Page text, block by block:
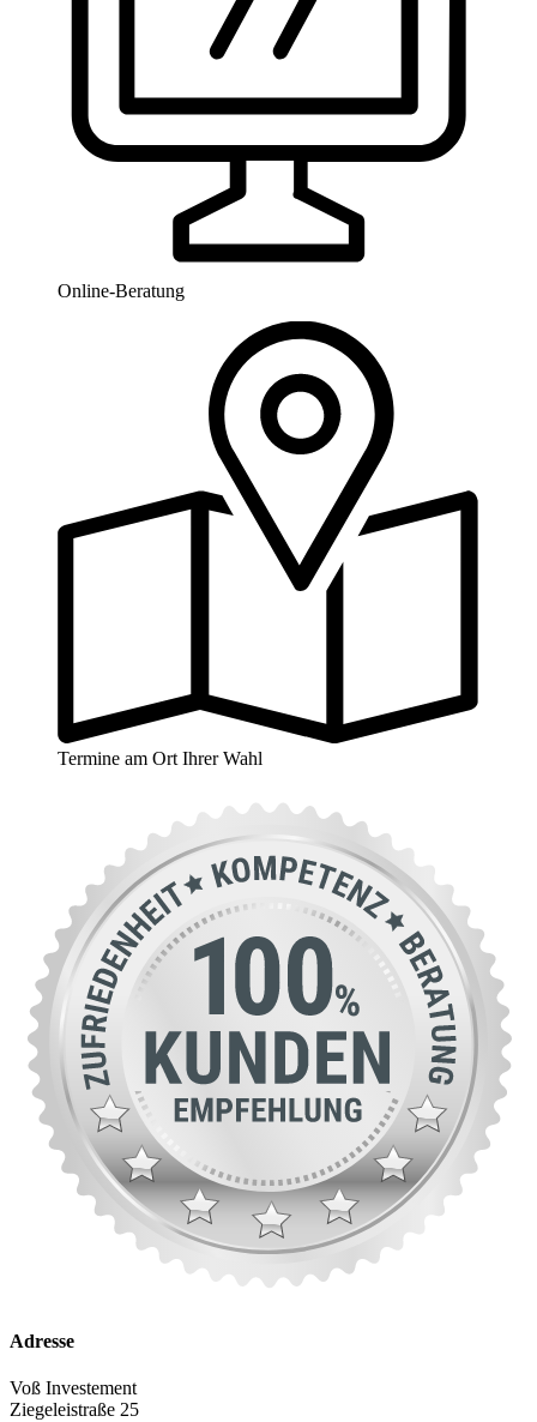
Online-Beratung
Termine am Ort Ihrer Wahl
Adresse
Voß Investement
Ziegeleistraße 25